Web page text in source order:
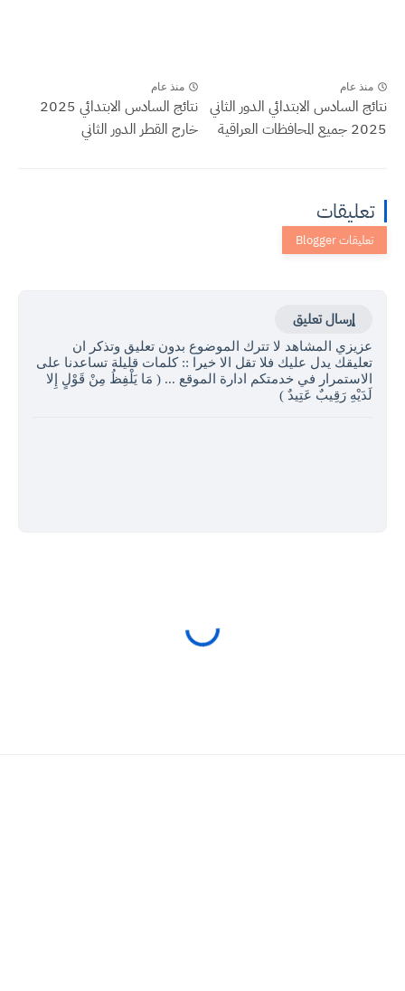
منذ عام
نتائج السادس الابتدائي الدور الثاني
2025 جميع المحافظات العراقية
منذ عام
نتائج السادس الابتدائي 2025
خارج القطر الدور الثاني
تعليقات
إرسال تعليق
عزيزي المشاهد لا تترك الموضوع بدون تعليق وتذكر ان
تعليقك يدل عليك فلا تقل الا خيرا :: كلمات قليلة تساعدنا على
الاستمرار في خدمتكم ادارة الموقع ... ( مَا يَلْفِظُ مِنْ قَوْلٍ إِلا
لَدَيْهِ رَقِيبٌ عَتِيدٌ )